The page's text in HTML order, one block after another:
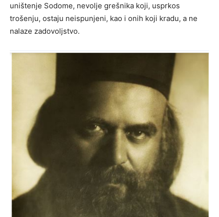
uništenje Sodome, nevolje grešnika koji, usprkos
trošenju, ostaju neispunjeni, kao i onih koji kradu, a ne
nalaze zadovoljstvo.